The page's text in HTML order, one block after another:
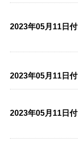
2023年05月11日付
2023年05月11日付
2023年05月11日付